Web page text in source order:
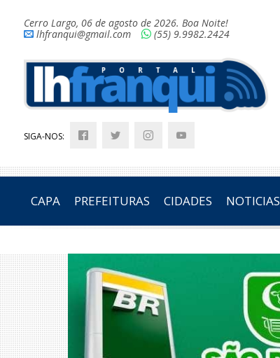
Cerro Largo, 06 de agosto de 2026. Boa Noite!
lhfranqui@gmail.com
(55) 9.9982.2424
SIGA-NOS:
CAPA PREFEITURAS CIDADES NOTICIAS